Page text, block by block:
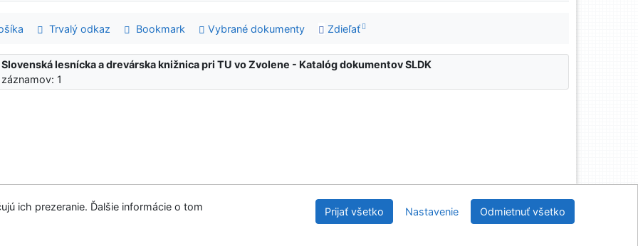
Trvalý odkaz Bookmark Vybrané dokumenty Zdieľať
Slovenská lesnícka a drevárska knižnica pri TU vo Zvolene - Katalóg dokumentov SLDK
1
Súkromie
Modul OpenSearch
Slovenská lesnícka a drevárska knižnica pri Technickej univerzite
vo Zvolene
ich prezeranie. Ďalšie informácie o tom Prijať všetko Nastavenie Odmietnuť všetko